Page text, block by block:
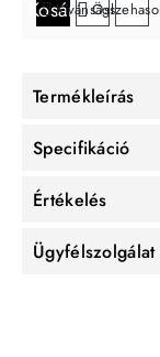
Kosárba
Kívánságlistára
Termékleírás
Specifikáció
Értékelés